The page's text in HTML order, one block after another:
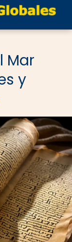
Mar
y